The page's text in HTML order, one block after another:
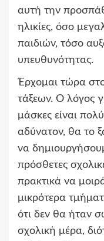
αυτή την
ηλικίες, όσο
παιδιών, τόσο
υπευθυνότητας.
Έρχομαι τώρα
τάξεων. Ο λόγος
μάσκες είναι
αδύνατον, θα το
να
πρόσθετες
πρακτικά να
μικρότερα
ότι δεν θα ήταν
σχολική μέρα,